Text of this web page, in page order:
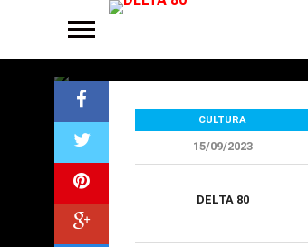
colombiano
CULTURA
15/09/2023
DELTA 80